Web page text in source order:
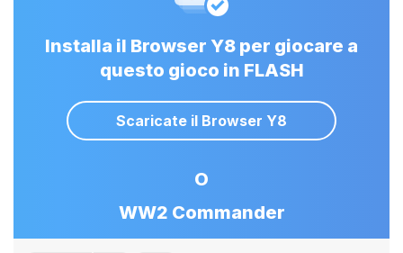
Installa il Browser Y8 per giocare a
questo gioco in FLASH
Scaricate il Browser Y8
O
WW2 Commander